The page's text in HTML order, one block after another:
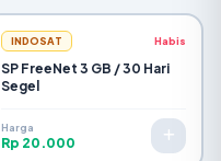
INDOSAT Habis
SP FreeNet 3 GB / 30 Hari
Segel
Harga
Rp 20.000